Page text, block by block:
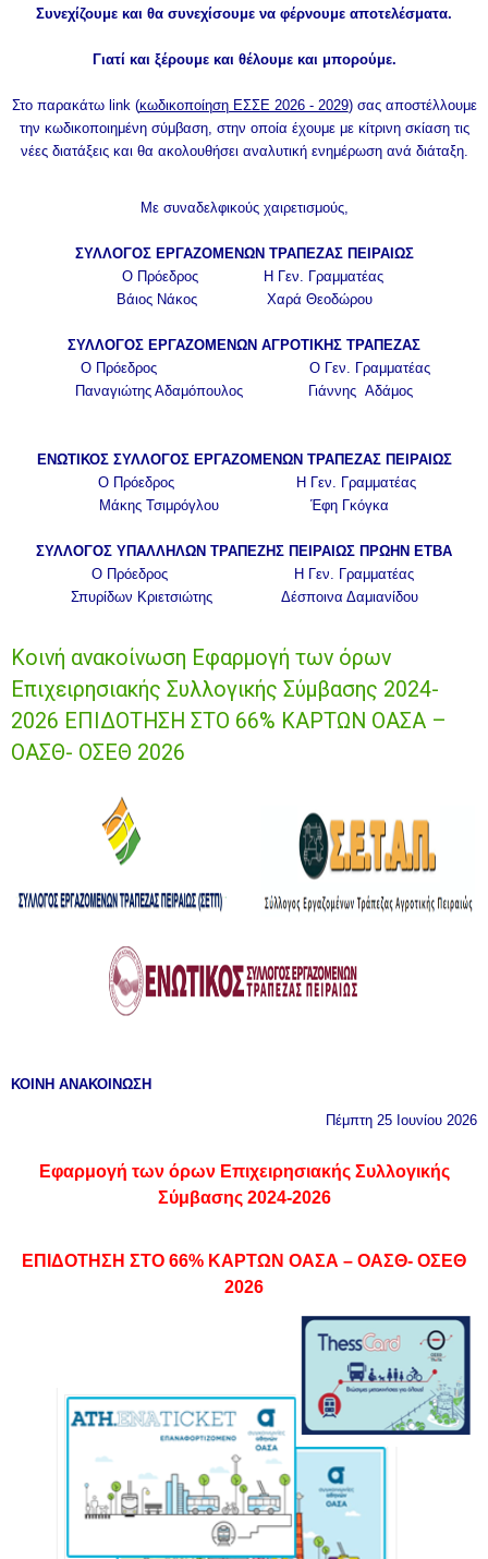
Συνεχίζουμε και θα συνεχίσουμε να φέρνουμε αποτελέσματα.
Γιατί και ξέρουμε και θέλουμε και μπορούμε.
Στο παρακάτω link (κωδικοποίηση ΕΣΣΕ 2026 - 2029) σας αποστέλλουμε
την κωδικοποιημένη σύμβαση, στην οποία έχουμε με κίτρινη σκίαση τις
νέες διατάξεις και θα ακολουθήσει αναλυτική ενημέρωση ανά διάταξη.
Με συναδελφικούς χαιρετισμούς,
ΣΥΛΛΟΓΟΣ ΕΡΓΑΖΟΜΕΝΩΝ ΤΡΑΠΕΖΑΣ ΠΕΙΡΑΙΩΣ
Ο Πρόεδρος Η Γεν. Γραμματέας
Βάιος Νάκος Χαρά Θεοδώρου
ΣΥΛΛΟΓΟΣ ΕΡΓΑΖΟΜΕΝΩΝ ΑΓΡΟΤΙΚΗΣ ΤΡΑΠΕΖΑΣ
Ο Πρόεδρος Ο Γεν. Γραμματέας
Παναγιώτης Αδαμόπουλος Γιάννης Αδάμος
ΕΝΩΤΙΚΟΣ ΣΥΛΛΟΓΟΣ ΕΡΓΑΖΟΜΕΝΩΝ ΤΡΑΠΕΖΑΣ ΠΕΙΡΑΙΩΣ
Ο Πρόεδρος Η Γεν. Γραμματέας
Μάκης Τσιμρόγλου Έφη Γκόγκα
ΣΥΛΛΟΓΟΣ ΥΠΑΛΛΗΛΩΝ ΤΡΑΠΕΖΗΣ ΠΕΙΡΑΙΩΣ ΠΡΩΗΝ ΕΤΒΑ
Ο Πρόεδρος Η Γεν. Γραμματέας
Σπυρίδων Κριετσιώτης Δέσποινα Δαμιανίδου
Κοινή ανακοίνωση Εφαρμογή των όρων
Επιχειρησιακής Συλλογικής Σύμβασης 2024-
2026 ΕΠΙΔΟΤΗΣΗ ΣΤΟ 66% ΚΑΡΤΩΝ ΟΑΣΑ –
ΟΑΣΘ- ΟΣΕΘ 2026
ΚΟΙΝΗ ΑΝΑΚΟΙΝΩΣΗ
Πέμπτη 25 Ιουνίου 2026
Εφαρμογή των όρων Επιχειρησιακής Συλλογικής
Σύμβασης 2024-2026
ΕΠΙΔΟΤΗΣΗ ΣΤΟ 66% ΚΑΡΤΩΝ ΟΑΣΑ – ΟΑΣΘ- ΟΣΕΘ
2026